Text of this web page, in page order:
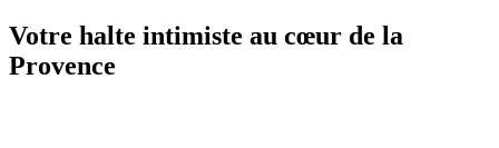
Votre halte intimiste au cœur de la
Provence